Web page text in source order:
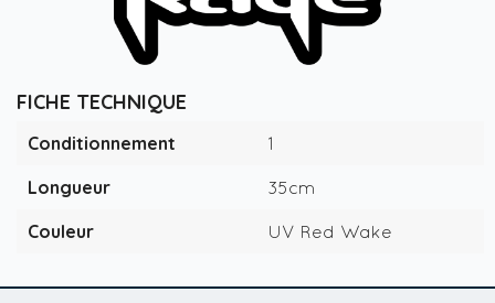
FICHE TECHNIQUE
Conditionnement 1
Longueur 35cm
Couleur UV Red Wake